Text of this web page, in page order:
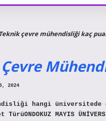
Teknik çevre mühendisliği kaç
2024
hangi üniversitede
TürüONDOKUZ MAYIS